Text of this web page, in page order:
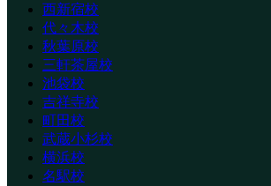
西新宿校
代々木校
秋葉原校
三軒茶屋校
池袋校
吉祥寺校
町田校
武蔵小杉校
横浜校
名駅校